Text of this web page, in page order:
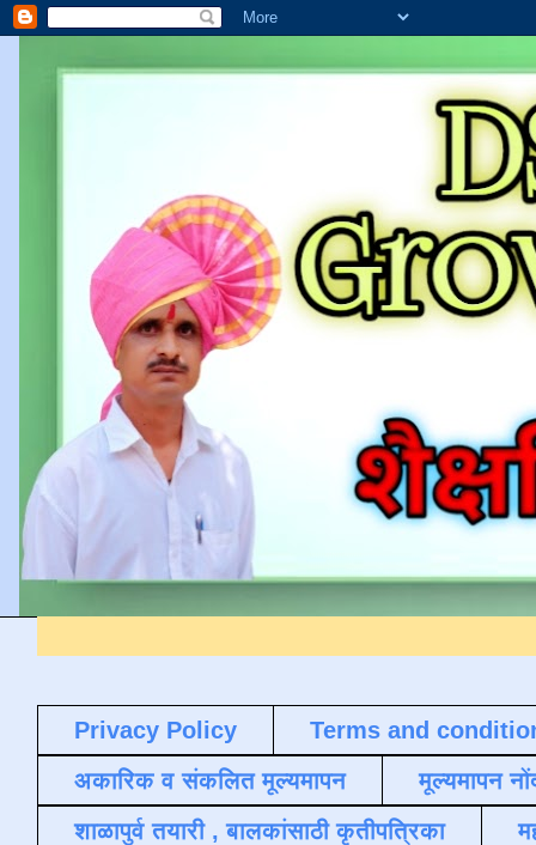
Privacy Policy
Terms and
अकारिक व संकलित मूल्यमापन
मूल्यमापन
शाळापुर्व तयारी , बालकांसाठी कृतीपत्रिका